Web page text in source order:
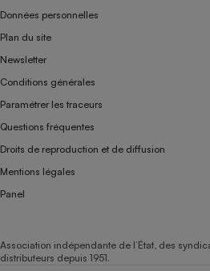
Données personnelles
Plan du site
Newsletter
Conditions générales
Paramétrer les traceurs
Questions fréquentes
Droits de reproduction et de diffusion
Mentions légales
Panel
Association indépendante de l’État, des
distributeurs depuis 1951.